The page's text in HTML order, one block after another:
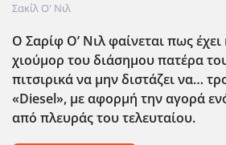
Σακίλ Ο' Νιλ
Ο Σαρίφ Ο’ Νιλ φαίνεται πως
χιούμορ του διάσημου πατέρα
πιτσιρικά να μην διστάζει να…
«Diesel», με αφορμή την αγορά
από πλευράς του τελευταίου.